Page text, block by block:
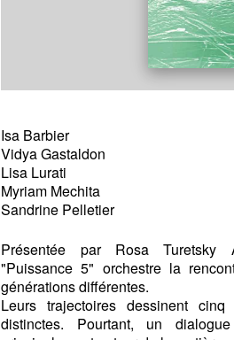
Isa Barbier
Vidya Gastaldon
Lisa Lurati
Myriam Mechita
Sandrine Pelletier
Présentée par Rosa Turetsky
"Puissance 5" orchestre la
générations différentes.
Leurs trajectoires dessinent
distinctes. Pourtant, un